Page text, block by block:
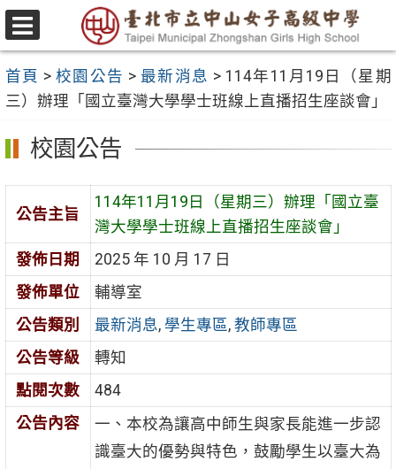
跳
至
要
內
容
區
選
單
首頁 >校園公告 > 最新消息 > 114年11月19日（星期
三）辦理「國立臺灣大學學士班線上直播招生座談會」
校園公告
公告主旨
114年11月19日（星期三）辦理「國立臺
灣大學學士班線上直播招生座談會」
發佈日期
2025 年 10 月 17 日
發佈單位
輔導室
公告類別
最新消息, 學生專區, 教師專區
公告等級
轉知
點閱次數
484
公告內容
一、本校為讓高中師生與家長能進一步認
識臺大的優勢與特色，鼓勵學生以臺大為